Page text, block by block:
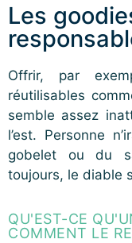
Les
Offrir, par
réutilisables
semble assez
l’est. Personne
gobelet ou du
toujours, le diable
QU'EST-CE
COMMENT LE